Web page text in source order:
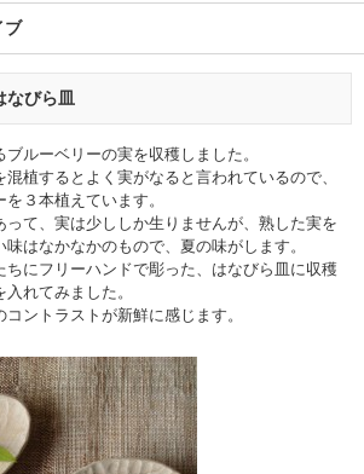
ブ
なびら皿
ルーベリーの実を収穫しました。
植するとよく実がなると言われているので、
３本植えています。
って、実は少ししか生りませんが、熟した実を
はなかなかのもので、夏の味がします。
ちにフリーハンドで彫った、はなびら皿に収穫
れてみました。
ントラストが新鮮に感じます。